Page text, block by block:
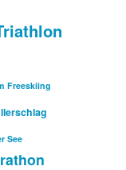
Freeskiing
See